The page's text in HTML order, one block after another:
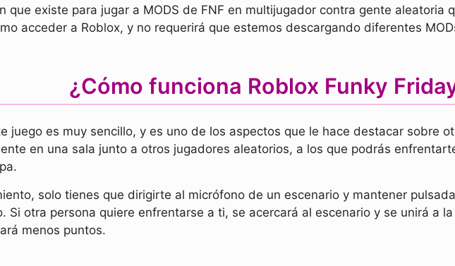
que existe para jugar a MODS de FNF en multijugador contra gente aleatoria
acceder a Roblox, y no requerirá que estemos descargando diferentes
¿Cómo funciona Roblox Funky
juego es muy sencillo, y es uno de los aspectos que le hace destacar sobre
en una sala junto a otros jugadores aleatorios, a los que podrás
solo tienes que dirigirte al micrófono de un escenario y mantener
Si otra persona quiere enfrentarse a ti, se acercará al escenario y se unirá a
menos puntos.